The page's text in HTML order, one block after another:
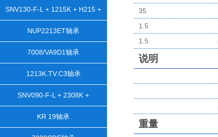
SNV130-F-L + 1215K + H215 +
DH515轴承
NUP2213ET轴承
7008/VA9D1轴承
1213K.TV.C3轴承
SNV090-F-L + 2308K +
H2308X105 + TSV608X105轴承
KR 19轴承
35
1.5
1.5
说明
重量